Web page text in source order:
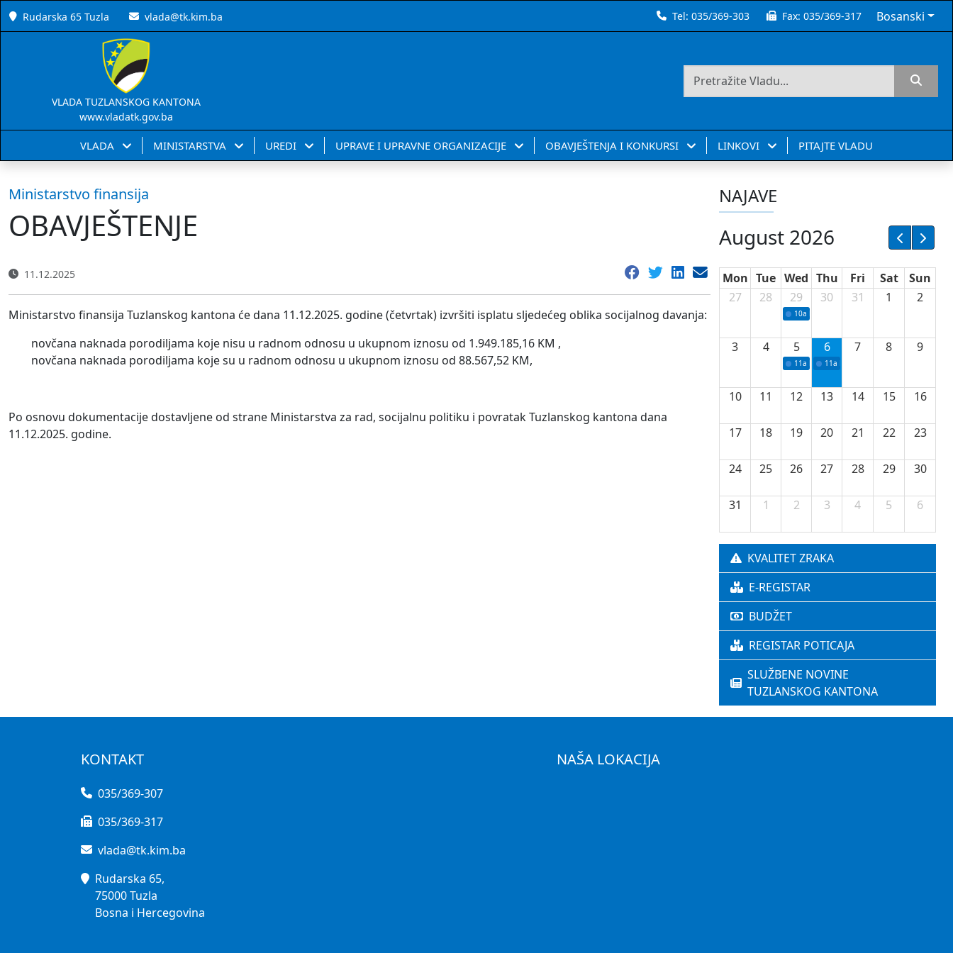
Rudarska 65 Tuzla vlada@tk.kim.ba Tel:035/369-303 Fax:035/369-317 Bosanski
VLADA TUZLANSKOG KANTONA
www.vladatk.gov.ba
VLADA MINISTARSTVA UREDI UPRAVE I UPRAVNE ORGANIZACIJE OBAVJEŠTENJA I KONKURSI LINKOVI PITAJTE VLADU
Ministarstvo finansija
OBAVJEŠTENJE
11.12.2025
Ministarstvo finansija Tuzlanskog kantona će dana 11.12.2025. godine (četvrtak) izvršiti isplatu sljedećeg oblika socijalnog davanja:
novčana naknada porodiljama koje nisu u radnom odnosu u ukupnom iznosu od 1.949.185,16 KM ,
novčana naknada porodiljama koje su u radnom odnosu u ukupnom iznosu od 88.567,52 KM,
Po osnovu dokumentacije dostavljene od strane Ministarstva za rad, socijalnu politiku i povratak Tuzlanskog kantona dana
11.12.2025. godine.
NAJAVE
August 2026
Mon Tue Wed Thu Fri Sat
Sun
27
28 29
10a Potpisivanje ugovora sa neprofitnim
30 31 1 2
3 4 5
11a Potpisivanje ugovora o stipendijama
6
11a Podrška razvoju vodne
7 8 9
10 11 12 13 14 15 16
17 18 19 20 21 22 23
24 25 26 27 28 29 30
31 1 2 3 4 5 6
KVALITET ZRAKA
E-REGISTAR
BUDŽET
REGISTAR POTICAJA
SLUŽBENE NOVINE
TUZLANSKOG KANTONA
KONTAKT
035/369-307
035/369-317
vlada@tk.kim.ba
Rudarska 65,
75000 Tuzla
Bosna i Hercegovina
NAŠA LOKACIJA